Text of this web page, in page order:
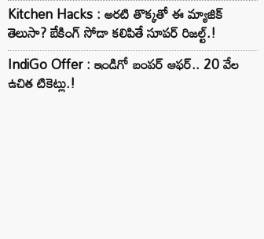
Kitchen Hacks : అరటి తొక్కతో ఈ మ్యాజిక్
తెలుసా? బేకింగ్ సోడా కలిపితే సూపర్ రిజల్ట్.!
IndiGo Offer : ఇండిగో బంపర్ ఆఫర్.. 20 వేల
ఉచిత టికెట్లు.!